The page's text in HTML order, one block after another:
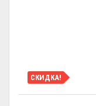
СКИДКА!